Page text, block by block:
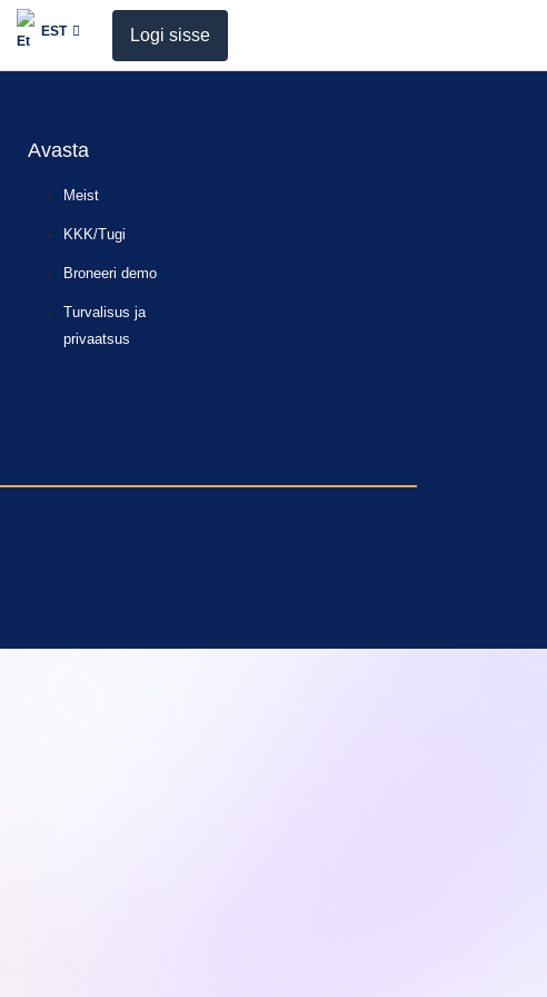
EST Logi sisse
Avasta
Meist
KKK/Tugi
Broneeri demo
Turvalisus ja
privaatsus